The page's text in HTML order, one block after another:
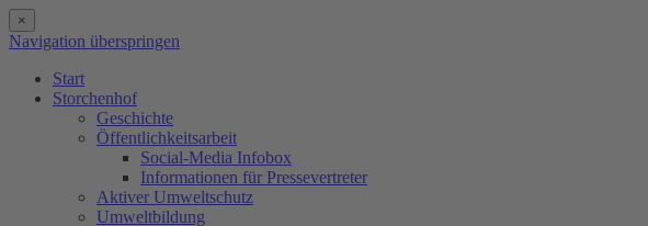
×
Navigation überspringen
Start
Storchenhof
Geschichte
Öffentlichkeitsarbeit
Social-Media Infobox
Informationen für Pressevertreter
Aktiver Umweltschutz
Umweltbildung